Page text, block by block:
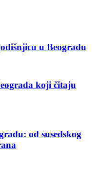
u Beogradu
koji čitaju
od susedskog